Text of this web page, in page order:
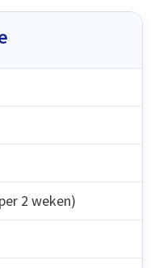
2 weken)